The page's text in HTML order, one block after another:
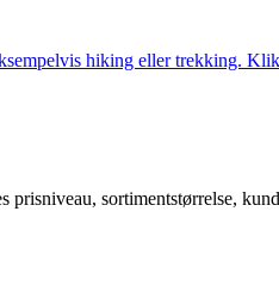
hiking eller trekking.
sortimentstørrelse,